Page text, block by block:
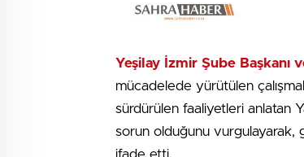
Yeşilay İzmir Şube
mücadelede yürütülen
sürdürülen faaliyetleri anlatan
sorun olduğunu vurgulayarak,
ifade etti.